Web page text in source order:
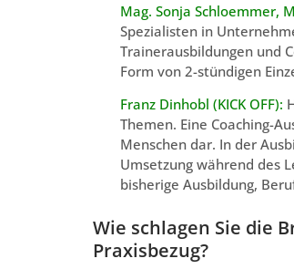
Mag. Sonja Schloemmer,
Spezialisten in
Trainerausbildungen und
Form von 2-stündigen
Franz Dinhobl (KICK OFF):
Themen. Eine Coaching-
Menschen dar. In der
Umsetzung während des
bisherige Ausbildung,
Wie schlagen Sie die
Praxisbezug?